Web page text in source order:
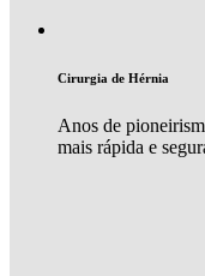
Cirurgia de Hérnia
Anos de
mais rápida e